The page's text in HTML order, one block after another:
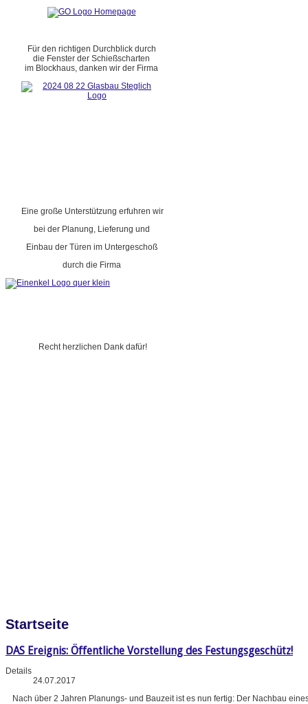
Für den richtigen Durchblick durch
die Fenster der Schießscharten
im Blockhaus, danken wir der Firma
Eine große Unterstützung erfuhren wir
bei der Planung, Lieferung und
Einbau der Türen im Untergeschoß
durch die Firma
Recht herzlichen Dank dafür!
Startseite
DAS Ereignis: Öffentliche Vorstellung des Festungsgeschütz!
Details
24.07.2017
Nach über 2 Jahren Planungs- und Bauzeit ist es nun fertig: Der Nachbau